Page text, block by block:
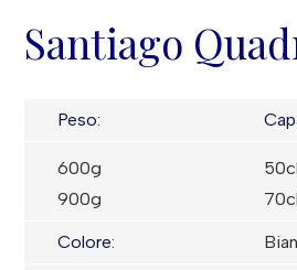
Santiago
Peso:
600g
900g
50cl
70cl
Colore: